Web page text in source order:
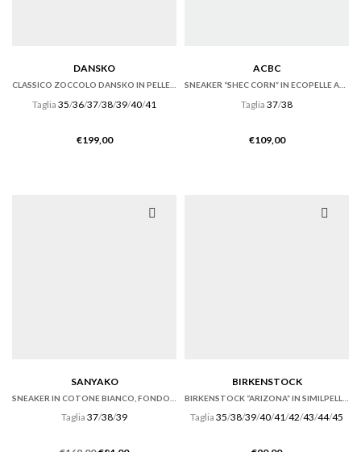
DANSKO
CLASSICO ZOCCOLO DANSKO IN PELLE NERO OILED.
Taglia 35/36/37/38/39/40/41
€199,00
ACBC
SNEAKER “SHEC CORN” IN ECOPELLE AZZURRA
Taglia 37/38
€109,00
SANYAKO
Taglia 37/38/39
BIRKENSTOCK
Taglia 35/38/39/40/41/42/43/44/45